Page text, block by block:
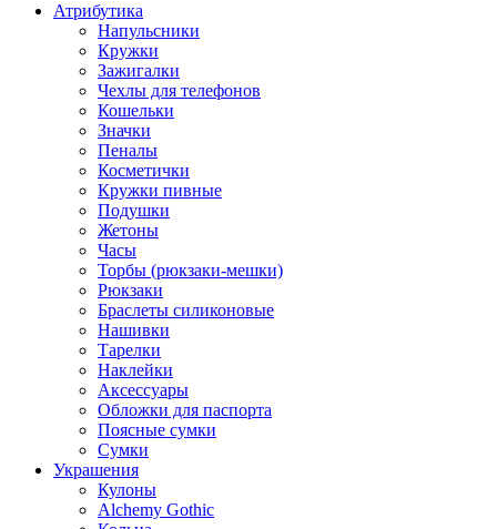
Атрибутика
Напульсники
Кружки
Зажигалки
Чехлы для телефонов
Кошельки
Значки
Пеналы
Косметички
Кружки пивные
Подушки
Жетоны
Часы
Торбы (рюкзаки-мешки)
Рюкзаки
Браслеты силиконовые
Нашивки
Тарелки
Наклейки
Аксессуары
Обложки для паспорта
Поясные сумки
Сумки
Украшения
Кулоны
Alchemy Gothic